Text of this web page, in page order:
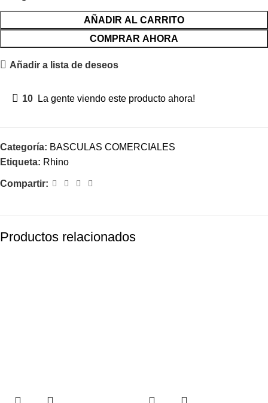
AÑADIR AL CARRITO
COMPRAR AHORA
Añadir a lista de deseos
10 La gente viendo este producto ahora!
Categoría: BASCULAS COMERCIALES
Etiqueta: Rhino
Compartir:
Productos relacionados